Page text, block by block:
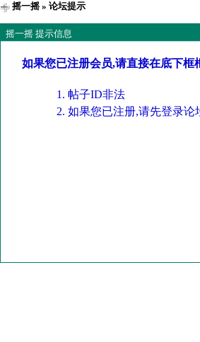
摇一摇» 论坛提示
摇一摇 提示信息
如果您已注册会员,请直接在底下
帖子ID非法
如果您已注册,请先登录论